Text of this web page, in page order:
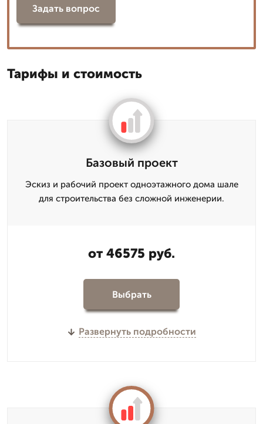
Задать вопрос
Тарифы и стоимость
Базовый проект
Эскиз и рабочий проект одноэтажного дома шале
для строительства без сложной инженерии.
от 46575 руб.
Выбрать
Развернуть подробности